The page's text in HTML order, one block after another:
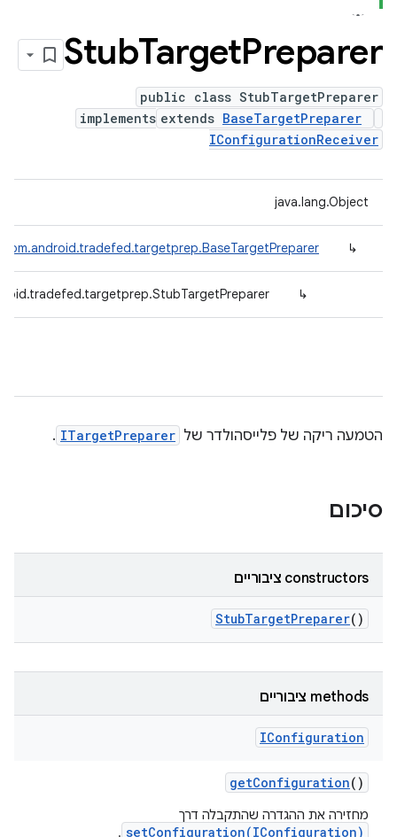
StubTargetPreparer
public class StubTargetPreparer
extends BaseTargetPreparer
implements
IConfigurationReceiver
java.lang.Object
↳
com.android.tradefed.targetprep.BaseTargetPreparer
↳
הטמעה ריקה של פלייסהולדר של ITargetPreparer
.
סיכום
‫constructors ציבוריים
StubTargetPreparer()
‫methods ציבוריים
IConfiguration
getConfiguration()
מחזירה את ההגדרה שהתקבלה דרך
setConfiguration(IConfiguration)
.